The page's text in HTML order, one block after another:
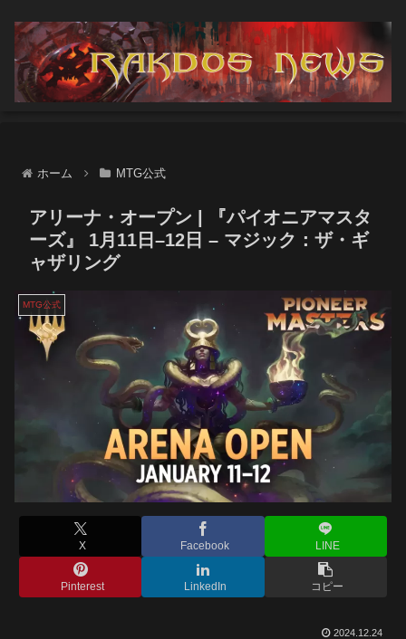
ホーム MTG公式
アリーナ・オープン | 『パイオニアマスタ
ーズ』 1月11日–12日 – マジック：ザ・ギ
ャザリング
MTG公式
X Facebook LINE
Pinterest LinkedIn コピー
2024.12.24